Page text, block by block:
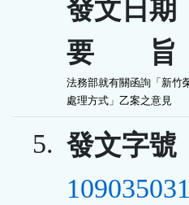
發文日期
要 旨
法務部就有關函詢「新竹
處理方式」乙案之意見
5. 發文字號